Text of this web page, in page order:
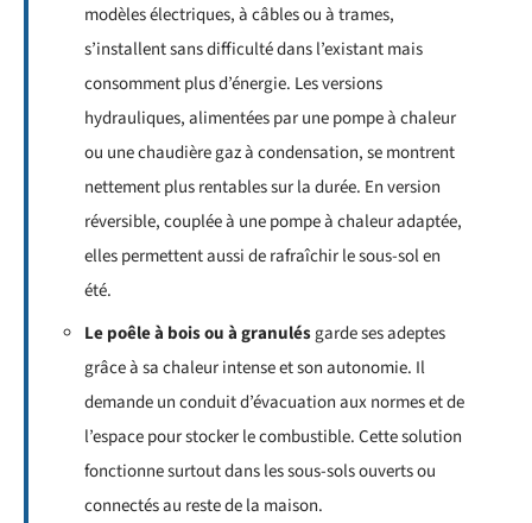
modèles électriques, à câbles ou à trames,
s’installent sans difficulté dans l’existant mais
consomment plus d’énergie. Les versions
hydrauliques, alimentées par une pompe à chaleur
ou une chaudière gaz à condensation, se montrent
nettement plus rentables sur la durée. En version
réversible, couplée à une pompe à chaleur adaptée,
elles permettent aussi de rafraîchir le sous-sol en
été.
Le poêle à bois ou à granulésgarde ses adeptes
grâce à sa chaleur intense et son autonomie. Il
demande un conduit d’évacuation aux normes et de
l’espace pour stocker le combustible. Cette solution
fonctionne surtout dans les sous-sols ouverts ou
connectés au reste de la maison.